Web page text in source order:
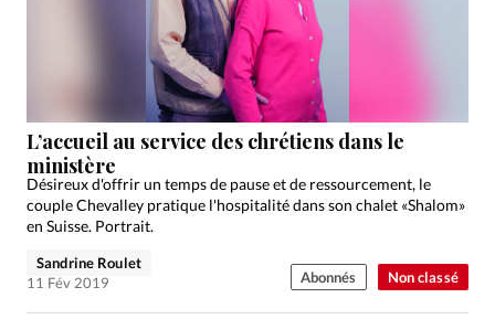
Non classé
L’accueil au service des chrétiens dans le
ministère
Désireux d'offrir un temps de pause et de ressourcement, le
couple Chevalley pratique l'hospitalité dans son chalet «Shalom»
en Suisse. Portrait.
Sandrine Roulet
11 Fév 2019
Abonnés